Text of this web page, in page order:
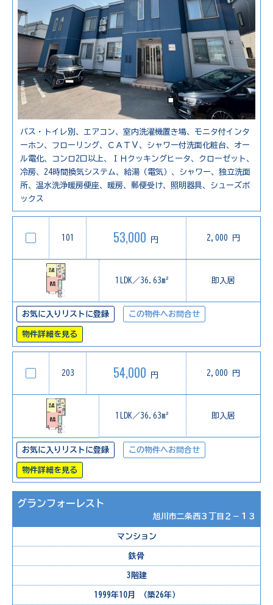
バス・トイレ別、エアコン、室内洗濯機置き場、モニタ付インタ
ーホン、フローリング、ＣＡＴＶ、シャワー付洗面化粧台、オー
ル電化、コンロ2口以上、ＩＨクッキングヒータ、クローゼット、
冷房、24時間換気システム、給湯（電気）、シャワー、独立洗面
所、温水洗浄暖房便座、暖房、郵便受け、照明器具、シューズボ
ックス
101 53,000 円 2,000 円
1LDK／36.63m² 即入居
お気に入りリストに登録 この物件へお問合せ
物件詳細を見る
203 54,000 円 2,000 円
1LDK／36.63m² 即入居
お気に入りリストに登録 この物件へお問合せ
物件詳細を見る
グランフォーレスト
旭川市二条西３丁目２－１３
マンション
鉄骨
3階建
1999年10月 （築26年）